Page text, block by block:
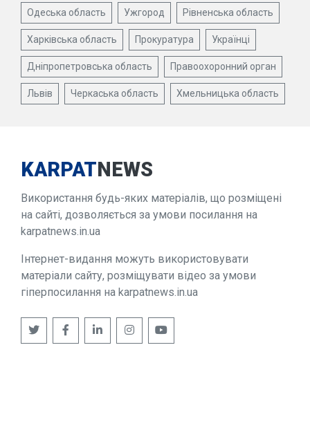
Одеська область Ужгород Рівненська область
Харківська область Прокуратура Українці
Дніпропетровська область Правоохоронний орган
Львів Черкаська область Хмельницька область
KARPATNEWS
Використання будь-яких матеріалів, що розміщені
на сайті, дозволяється за умови посилання на
karpatnews.in.ua
Інтернет-видання можуть використовувати
матеріали сайту, розміщувати відео за умови
гіперпосилання на karpatnews.in.ua